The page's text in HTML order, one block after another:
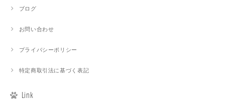
ブログ
お問い合わせ
プライバシーポリシー
特定商取引法に基づく表記
Link